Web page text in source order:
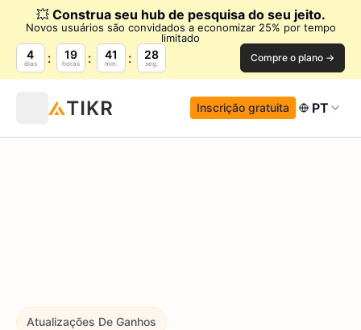
💥 Construa seu hub de pesquisa do seu jeito.
Novos usuários são convidados a economizar 25% por tempo
limitado
4
dias
19
horas
41
min.
26
seg. Compre o plano →
Inscrição gratuita PT
Atualizações De Ganhos